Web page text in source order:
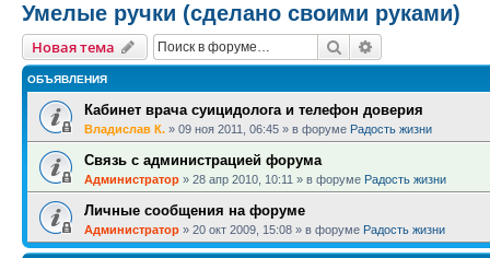
Умелые ручки (сделано своими руками)
Новая тема Поиск
ОБЪЯВЛЕНИЯ
Кабинет врача суицидолога и телефон доверия
Владислав К. » 09 ноя 2011, 06:45 » в форуме Радость жизни
Связь с администрацией форума
Администратор » 28 апр 2010, 10:11 » в форуме Радость жизни
Личные сообщения на форуме
Администратор » 20 окт 2009, 15:08 » в форуме Радость жизни